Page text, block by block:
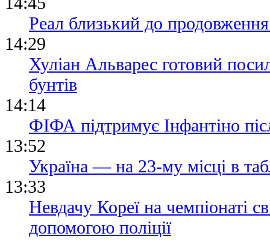
Реал близький до продовження
14:29
Хуліан Альварес готовий
бунтів
14:14
ФІФА підтримує Інфантіно
13:52
Україна — на 23-му місці в
13:33
Невдачу Кореї на чемпіонаті
допомогою поліції